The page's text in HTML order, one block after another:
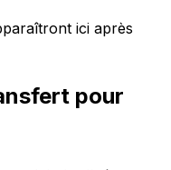
ici après
pour